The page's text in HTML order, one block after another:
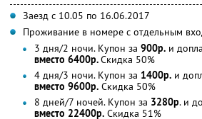
Заезд с 10.05 по 16.06.2017
Проживание в номере с отдельным
3 дня/2 ночи. Купон за 900р. и
вместо 6400р.Скидка 50%
4 дня/3 ночи. Купон за 1400р. и
вместо 9600р. Скидка 50%
8 дней/7 ночей. Купон за 3280р. и
вместо 22400р. Скидка 51%